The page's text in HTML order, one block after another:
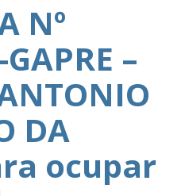
Nº
–
DA
ocupar